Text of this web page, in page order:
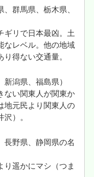
、群馬県、栃木県、
ギリで日本最凶。土
なレベル。他の地域
得ない交通量。
新潟県、福島県）
ない関東人が関東か
地元民より関東人の
）。
長野県、静岡県の名
り遥かにマシ（つま